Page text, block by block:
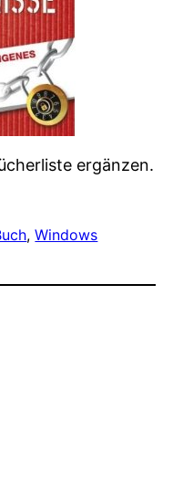
ergänzen.
, Windows